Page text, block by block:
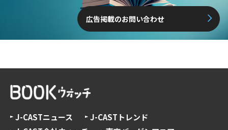
広告掲載のお問い合わせ
J-CASTニュース
J-CASTトレンド